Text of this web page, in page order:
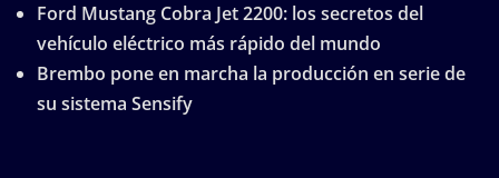
Ford Mustang Cobra Jet 2200: los secretos del
vehículo eléctrico más rápido del mundo
Brembo pone en marcha la producción en serie de
su sistema Sensify